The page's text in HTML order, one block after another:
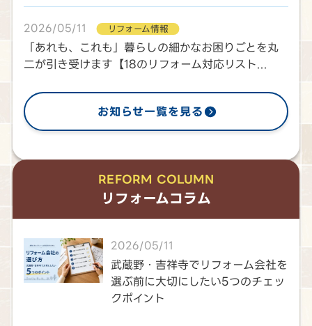
2026/05/11 リフォーム情報
「あれも、これも」暮らしの細かなお困りごとを丸
二が引き受けます【18のリフォーム対応リスト...
お知らせ一覧を見る
REFORM COLUMN
リフォームコラム
2026/05/11
武蔵野・吉祥寺でリフォーム会社を
選ぶ前に大切にしたい5つのチェッ
クポイント